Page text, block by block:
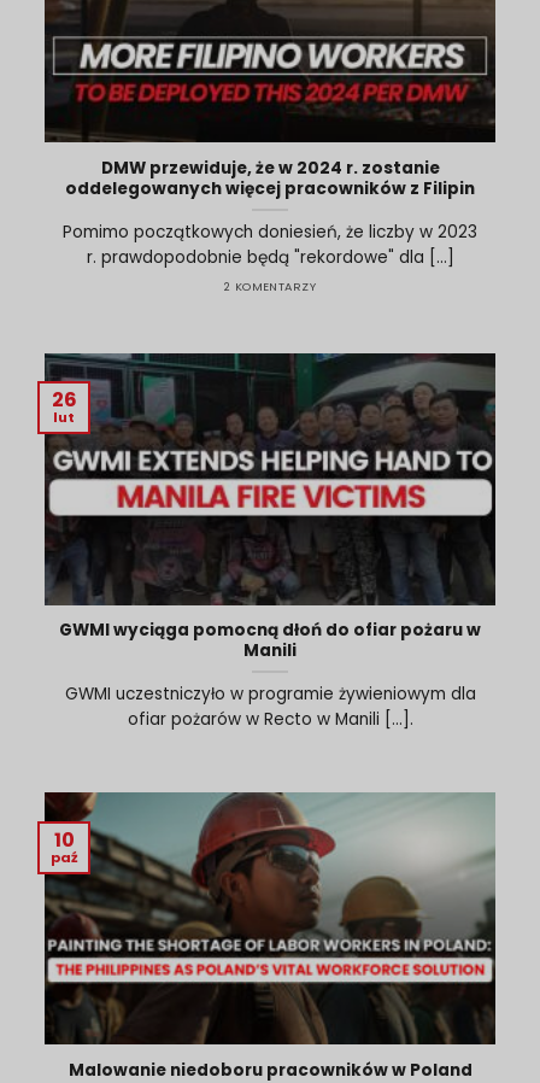
DMW przewiduje, że w 2024 r. zostanie
oddelegowanych więcej pracowników z Filipin
Pomimo początkowych doniesień, że liczby w 2023
r. prawdopodobnie będą "rekordowe" dla [...]
2 KOMENTARZY
GWMI wyciąga pomocną dłoń do ofiar pożaru w
Manili
GWMI uczestniczyło w programie żywieniowym dla
ofiar pożarów w Recto w Manili [...].
26
lut
Malowanie niedoboru pracowników w Poland
10
paź